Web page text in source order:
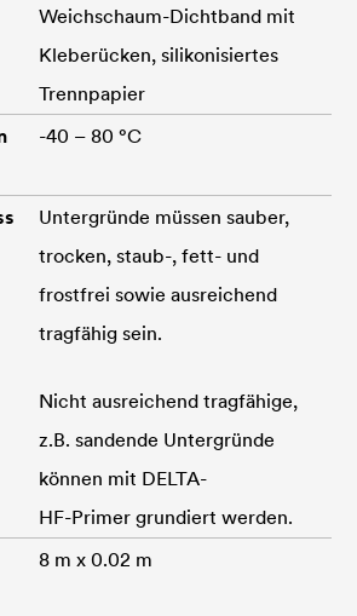
Weichschaum-Dichtband mit
Kleberücken, silikonisiertes
Trennpapier
-40 – 80 °C
Untergründe müssen sauber,
trocken, staub-, fett- und
frostfrei sowie ausreichend
tragfähig sein.
Nicht ausreichend tragfähige,
z.B. sandende Untergründe
können mit DELTA-
HF-Primer grundiert werden.
8 m x 0.02 m